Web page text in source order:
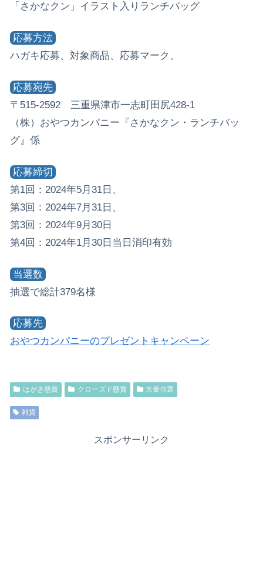
「さかなクン」イラスト入りランチバッグ
応募方法
ハガキ応募、対象商品、応募マーク、
応募宛先
〒515-2592 三重県津市一志町田尻428-1
（株）おやつカンパニー『さかなクン・ランチバッ
グ』係
応募締切
第1回：2024年5月31日、
第3回：2024年7月31日、
第3回：2024年9月30日
第4回：2024年1月30日当日消印有効
当選数
抽選で総計379名様
応募先
おやつカンパニーのプレゼントキャンペーン
はがき懸賞 クローズド懸賞 大量当選
雑貨
スポンサーリンク